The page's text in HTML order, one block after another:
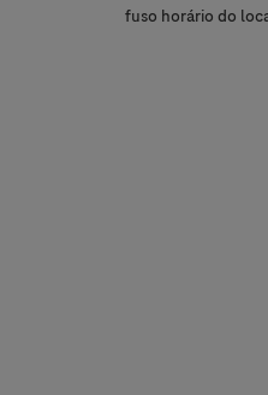
fuso horário do